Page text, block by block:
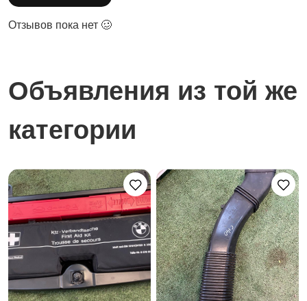
Отзывов пока нет 🥴
Объявления из той же
категории